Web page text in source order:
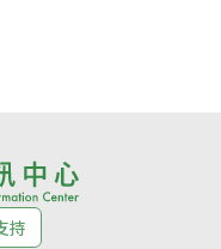
持